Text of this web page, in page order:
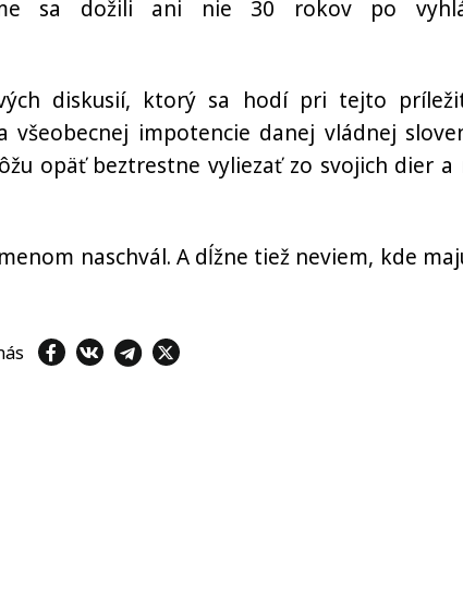
sa dožili ani nie 30 rokov po
diskusií, ktorý sa hodí pri tejto
všeobecnej impotencie danej vládnej
opäť beztrestne vyliezať zo svojich dier a
naschvál. A dĺžne tiež neviem, kde